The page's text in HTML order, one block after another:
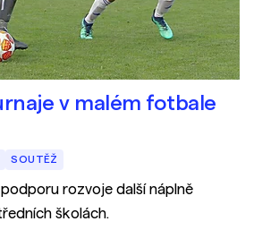
v malém fotbale
SOUTĚŽ
rozvoje další náplně
školách.